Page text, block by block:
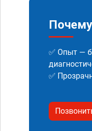
✅ Опыт —
✅